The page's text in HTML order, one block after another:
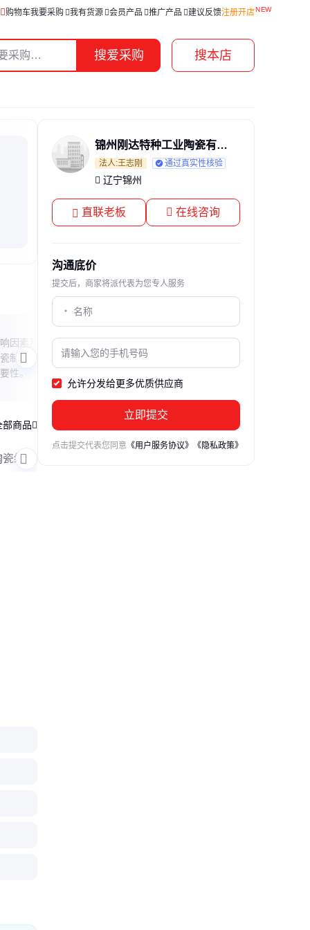
购物车我要采购 我有货源 会员产品 推广产品 建议反馈注册开店
搜爱采购 搜本店
因素及
制品的
性。
当钛金属与陶瓷接触时，可能会产生摩
擦、磨损或化学反应。本文探讨了钛金属
接触、使用缓冲材料和定期检查维护，帮
助读者有效应对这一问题。
部商品
瓷绝缘片
锦州刚达特种工业陶瓷有限责任公司
法人:王志刚 通过真实性核验
辽宁锦州
直联老板 在线咨询
沟通底价
提交后，商家将派代表为您专人服务
允许分发给更多优质供应商
立即提交
点击提交代表您同意 《用户服务协议》 《隐私政策》